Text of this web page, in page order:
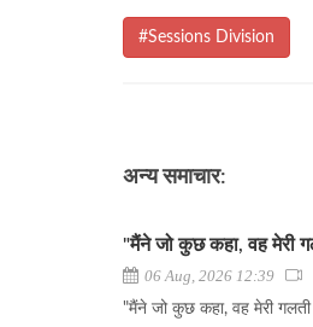
#Sessions Division
अन्य समाचार:
"मैंने जो कुछ कहा, वह मेरी
06 Aug, 2026 12:39
"मैंने जो कुछ कहा, वह मेरी गलती